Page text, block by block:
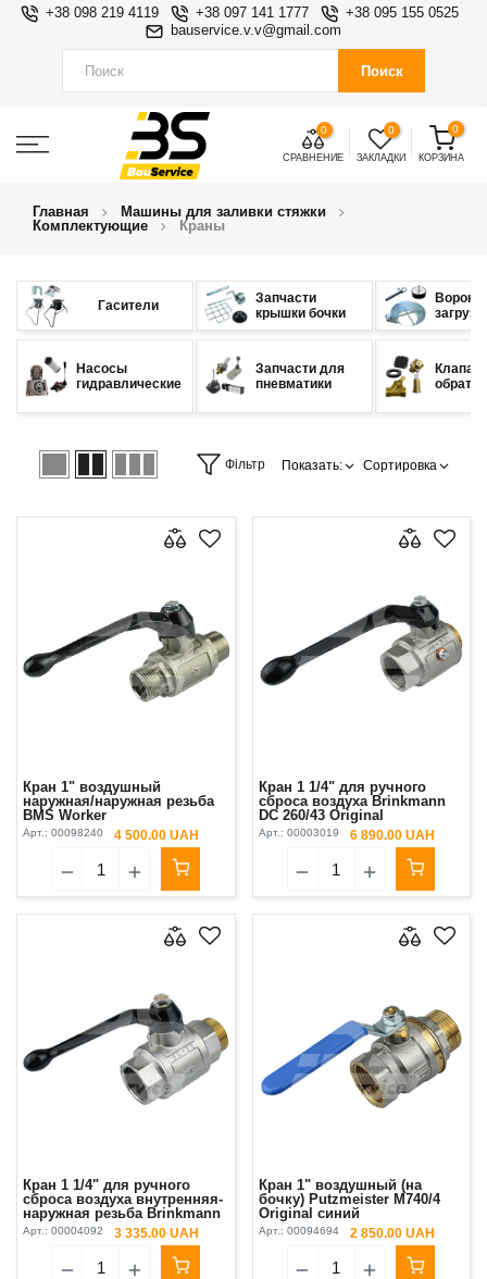
+38 098 219 4119 +38 097 141 1777
+38 095 155 0525
bauservice.v.v@gmail.com
Поиск
0
СРАВНЕНИЕ
0
ЗАКЛАДКИ
0
КОРЗИНА
Главная
Машины для заливки стяжки
Комплектующие
Краны
Гасители
Запчасти
крышки бочки
Насосы
гидравлические
Запчасти для
пневматики
Клапан
Фільтр Показать: Сортировка
Кран 1" воздушный
наружная/наружная резьба
BMS Worker
Арт.: 00098240 4 500.00 UAH
Кран 1 1/4" для ручного
сброса воздуха Brinkmann
DC 260/43 Original
Арт.: 00003019 6 890.00 UAH
Кран 1 1/4" для ручного
сброса воздуха внутренняя-
наружная резьба Brinkmann
DC 260/43
Арт.: 00004092 3 335.00 UAH
Кран 1" воздушный (на
бочку) Putzmeister М740/4
Original синий
Арт.: 00094694 2 850.00 UAH